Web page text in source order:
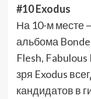
#10 Exodus
На 10-м месте
альбома
Flesh,
зря Exodus
кандидатов в